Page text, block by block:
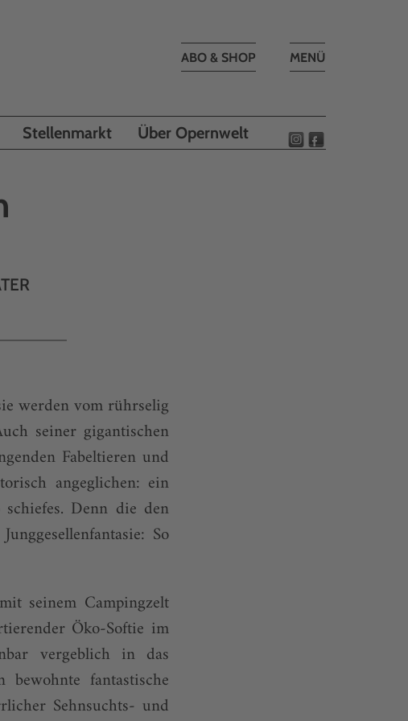
Toggle
MENÜ
ABO & SHOP
Stellenmarkt Über Opernwelt
werden vom rührselig
seiner gigantischen
Fabeltieren und
angeglichen: ein
Denn die den
So
seinem Campingzelt
Öko-Softie im
vergeblich in das
fantastische
Sehnsuchts- und